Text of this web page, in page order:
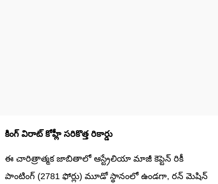
కింగ్ విరాట్ కోహ్లీ సరికొత్త రికార్డు
ఈ చారిత్రాత్మక జాబితాలో ఆస్ట్రేలియా మాజీ కెప్టెన్ రికీ
పాంటింగ్ (2781 ఫోర్లు) మూడో స్థానంలో ఉండగా, రన్ మెషిన్